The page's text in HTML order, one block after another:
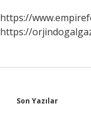
https://
https://
Sidebar
Son Yazılar